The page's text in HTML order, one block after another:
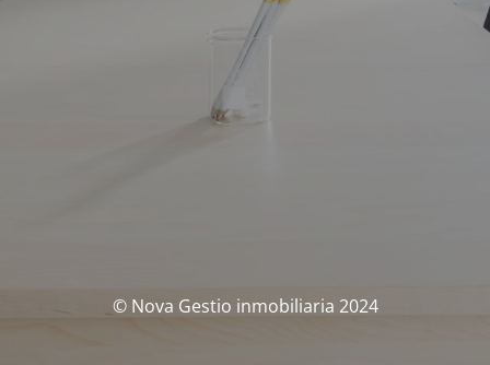
© Nova Gestio inmobiliaria 2024